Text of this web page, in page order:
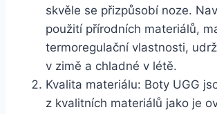
skvěle se ⁣přizpůsobí⁣ noze.
použití přírodních materiálů,
termoregulační ⁣vlastnosti,
v zimě⁤ a ⁤chladné v létě.
Kvalita materiálu: Boty UGG
z kvalitních ‍materiálů jako​ je​